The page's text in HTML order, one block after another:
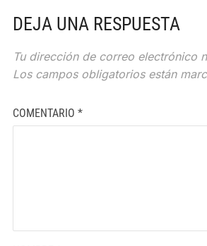
DEJA UNA RESPUESTA
Tu dirección de correo electrónico
Los campos obligatorios están
COMENTARIO *